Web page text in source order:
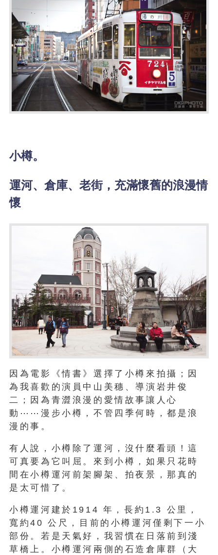
小樽。
運河、倉庫、老街，充滿懷舊的浪漫情
懷
因為電影《情書》選擇了小樽來拍攝；因
為我喜歡的演員中山美穗、導演岩井俊
二；因為青澀浪漫的愛情故事讓人心
動⋯⋯漫步小樽，不管四季何時，都是浪
漫的事。
有人說，小樽除了運河，沒什麼看頭！這
可真要為它叫屈。來到小樽，如果只花時
間在小樽運河前架腳架、拍夜景，那真的
是太可惜了。
小樽運河建於1914 年，長約1.3 公里，
寬約40 公尺，目前的小樽運河僅剩下一小
部份。若是天氣好，我習慣在日落前到淺
草橋上。小樽運河兩側的石造倉庫群（大